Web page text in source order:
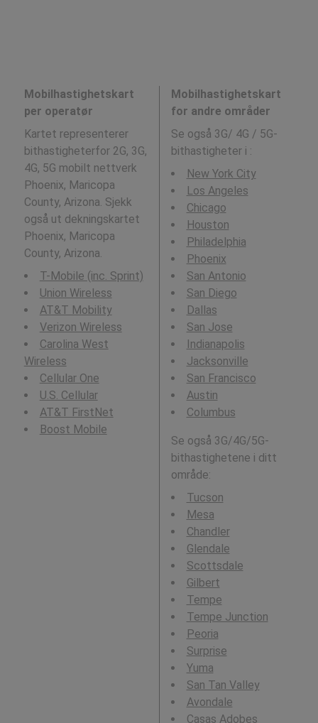
Mobilhastighetskart
per operatør
Kartet representerer
bithastigheterfor 2G, 3G,
4G, 5G mobilt nettverk
Phoenix, Maricopa
County, Arizona. Sjekk
også ut dekningskartet
Phoenix, Maricopa
County, Arizona.
T-Mobile (inc. Sprint)
Union Wireless
AT&T Mobility
Verizon Wireless
Carolina West
Wireless
Cellular One
U.S. Cellular
AT&T FirstNet
Boost Mobile
Mobilhastighetskart
for andre områder
Se også 3G/ 4G / 5G-
bithastigheter i :
New York City
Los Angeles
Chicago
Houston
Philadelphia
Phoenix
San Antonio
San Diego
Dallas
San Jose
Indianapolis
Jacksonville
San Francisco
Austin
Columbus
Se også 3G/4G/5G-
bithastighetene i ditt
område:
Tucson
Mesa
Chandler
Glendale
Scottsdale
Gilbert
Tempe
Tempe Junction
Peoria
Surprise
Yuma
San Tan Valley
Avondale
Casas Adobes